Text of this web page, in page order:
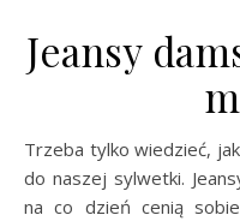
Jeansy
Trzeba tylko wiedzieć, jaki fason spodni najbardziej pasuje
do naszej sylwetki.
na co dzień cenią